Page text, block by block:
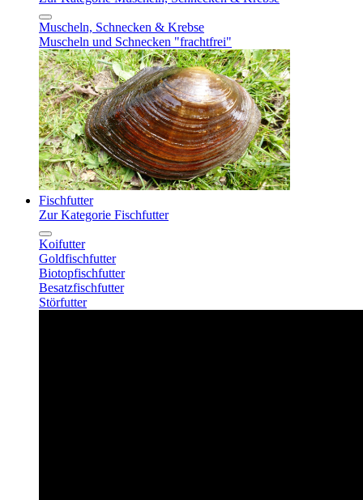
Muscheln, Schnecken & Krebse
Muscheln und Schnecken "frachtfrei"
Fischfutter
Zur Kategorie Fischfutter
Koifutter
Goldfischfutter
Biotopfischfutter
Besatzfischfutter
Störfutter